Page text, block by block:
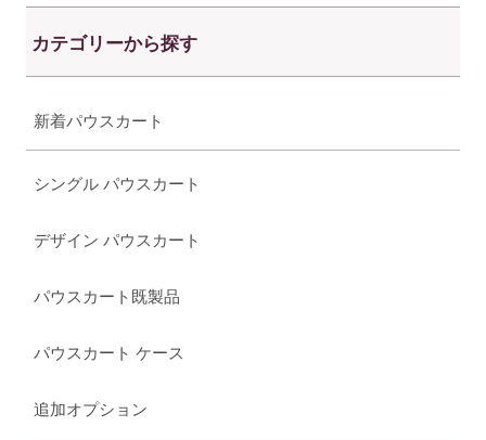
カテゴリーから探す
新着パウスカート
シングル パウスカート
デザイン パウスカート
パウスカート既製品
パウスカート ケース
追加オプション